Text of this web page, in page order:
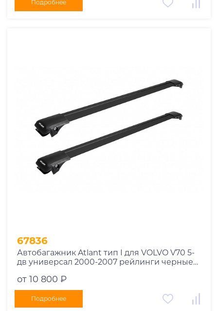
Подробнее
67836
Автобагажник Atlant тип I для VOLVO V70 5-
дв универсал 2000-2007 рейлинги черные
от 10 800 ₽
Подробнее